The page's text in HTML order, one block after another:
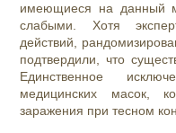
имеющиеся на данный
слабыми. Хотя
действий,
подтвердили, что
Единственное
медицинских масок,
заражения при тесном